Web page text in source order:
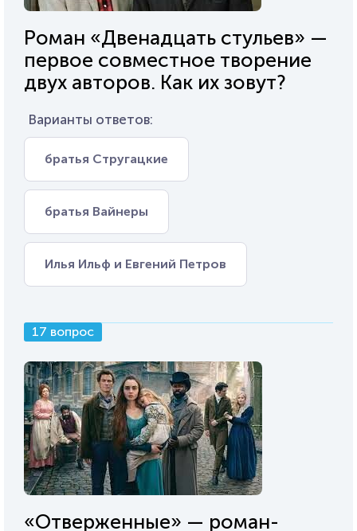
Роман «Двенадцать стульев» —
первое совместное творение
двух авторов. Как их зовут?
Варианты ответов:
братья Стругацкие
братья Вайнеры
Илья Ильф и Евгений Петров
17 вопрос
«Отверженные» — роман-